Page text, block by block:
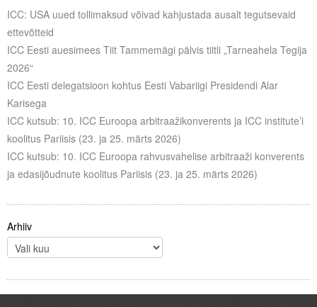
ICC: USA uued tollimaksud võivad kahjustada ausalt tegutsevaid
ettevõtteid
ICC Eesti auesimees Tiit Tammemägi pälvis tiitli „Tarneahela Tegija
2026“
ICC Eesti delegatsioon kohtus Eesti Vabariigi Presidendi Alar
Karisega
ICC kutsub: 10. ICC Euroopa arbitraažikonverents ja ICC institute’i
koolitus Pariisis (23. ja 25. märts 2026)
ICC kutsub: 10. ICC Euroopa rahvusvahelise arbitraaži konverents
ja edasijõudnute koolitus Pariisis (23. ja 25. märts 2026)
Arhiiv